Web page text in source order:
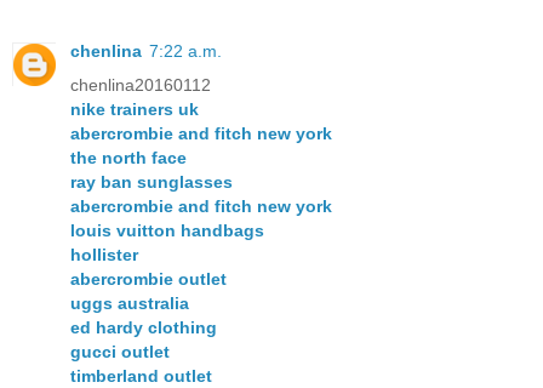
chenlina 7:22 a.m.
chenlina20160112
nike trainers uk
abercrombie and fitch new york
the north face
ray ban sunglasses
abercrombie and fitch new york
louis vuitton handbags
hollister
abercrombie outlet
uggs australia
ed hardy clothing
gucci outlet
timberland outlet